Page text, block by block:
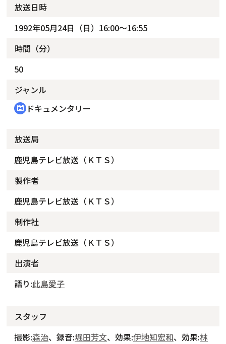
放送日時
1992年05月24日（日）16:00～16:55
時間（分）
50
ジャンル
cinematic_blur ドキュメンタリー
放送局
鹿児島テレビ放送（ＫＴＳ）
製作者
鹿児島テレビ放送（ＫＴＳ）
制作社
鹿児島テレビ放送（ＫＴＳ）
出演者
語り:此島愛子
スタッフ
撮影:森治、録音:堀田芳文、効果:伊地知宏和、効果:林